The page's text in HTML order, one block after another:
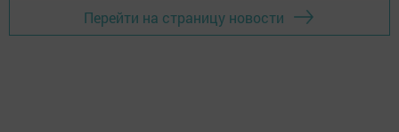
Перейти на страницу новости